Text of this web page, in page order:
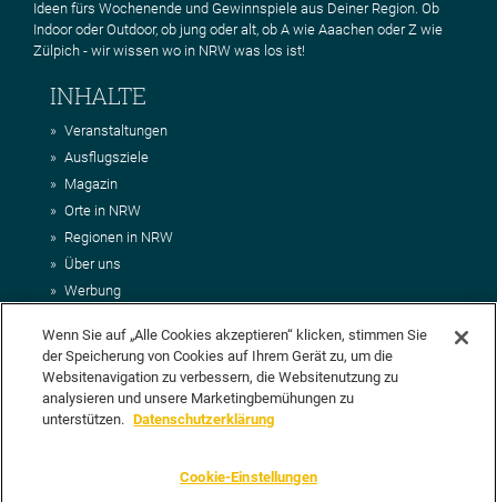
Ideen fürs Wochenende und Gewinnspiele aus Deiner Region. Ob
Indoor oder Outdoor, ob jung oder alt, ob A wie Aaachen oder Z wie
Zülpich - wir wissen wo in NRW was los ist!
INHALTE
Veranstaltungen
Ausflugsziele
Magazin
Orte in NRW
Regionen in NRW
Über uns
Werbung
Impressum
AGB
Datenschutz
DEIN VORSCHLAG FÜR NRWHITS
vorschlagen? Klasse, dann nutze doch einfach
Wenn Sie auf „Alle Cookies akzeptieren“ klicken, stimmen Sie
der Speicherung von Cookies auf Ihrem Gerät zu, um die
Websitenavigation zu verbessern, die Websitenutzung zu
analysieren und unsere Marketingbemühungen zu
unterstützen. Datenschutzerklärung
Cookie-Einstellungen